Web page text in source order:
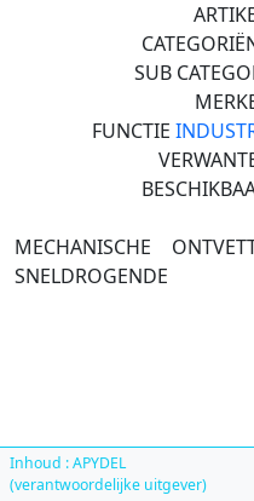
SUB
FUNCTIE
MECHANISCHE
SNELDROGENDE
Inhoud : APYDEL
(verantwoordelijke uitgever)